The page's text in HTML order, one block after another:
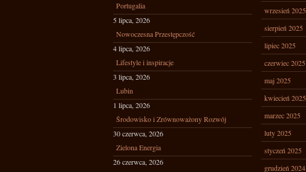
Portugalia
5 lipca, 2026
Nowoczesna Przestępczość
4 lipca, 2026
Lifestyle i inspiracje
3 lipca, 2026
Lubin
1 lipca, 2026
Środowisko i Zrównoważony Rozwój
30 czerwca, 2026
Zielona Energia
26 czerwca, 2026
wrzesień 2025
sierpień 2025
lipiec 2025
czerwiec 2025
maj 2025
kwiecień 2025
marzec 2025
luty 2025
styczeń 2025
grudzień 2024